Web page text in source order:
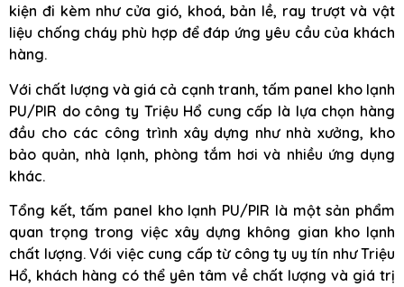
kiện đi kèm như cửa gió, khoá, bản lề, ray trượt và vật
liệu chống cháy phù hợp để đáp ứng yêu cầu của khách
hàng.
Với chất lượng và giá cả cạnh tranh, tấm panel kho lạnh
PU/PIR do công ty Triệu Hổ cung cấp là lựa chọn hàng
đầu cho các công trình xây dựng như nhà xưởng, kho
bảo quản, nhà lạnh, phòng tắm hơi và nhiều ứng dụng
khác.
Tổng kết, tấm panel kho lạnh PU/PIR là một sản phẩm
quan trọng trong việc xây dựng không gian kho lạnh
chất lượng. Với việc cung cấp từ công ty uy tín như Triệu
Hổ, khách hàng có thể yên tâm về chất lượng và giá trị